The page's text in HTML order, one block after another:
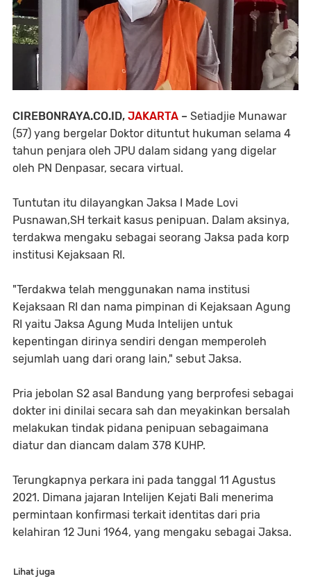
CIREBONRAYA.CO.ID, JAKARTA – Setiadjie Munawar
(57) yang bergelar Doktor dituntut hukuman selama 4
tahun penjara oleh JPU dalam sidang yang digelar
oleh PN Denpasar, secara virtual.
Tuntutan itu dilayangkan Jaksa I Made Lovi
Pusnawan,SH terkait kasus penipuan. Dalam aksinya,
terdakwa mengaku sebagai seorang Jaksa pada korp
institusi Kejaksaan RI.
"Terdakwa telah menggunakan nama institusi
Kejaksaan RI dan nama pimpinan di Kejaksaan Agung
RI yaitu Jaksa Agung Muda Intelijen untuk
kepentingan dirinya sendiri dengan memperoleh
sejumlah uang dari orang lain," sebut Jaksa.
Pria jebolan S2 asal Bandung yang berprofesi sebagai
dokter ini dinilai secara sah dan meyakinkan bersalah
melakukan tindak pidana penipuan sebagaimana
diatur dan diancam dalam 378 KUHP.
Terungkapnya perkara ini pada tanggal 11 Agustus
2021. Dimana jajaran Intelijen Kejati Bali menerima
permintaan konfirmasi terkait identitas dari pria
kelahiran 12 Juni 1964, yang mengaku sebagai Jaksa.
Lihat juga